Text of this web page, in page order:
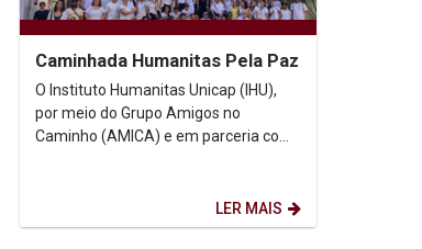
Caminhada Humanitas Pela Paz
O Instituto Humanitas Unicap (IHU),
por meio do Grupo Amigos no
Caminho (AMICA) e em parceria com
LER MAIS